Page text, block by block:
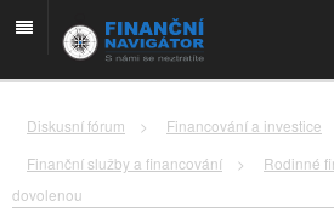
Diskusní fórum > Financování a investice
Finanční služby a financování
> Rodinné
dovolenou